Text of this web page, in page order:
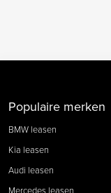
Populaire merken
BMW leasen
Kia leasen
Audi leasen
Mercedes leasen